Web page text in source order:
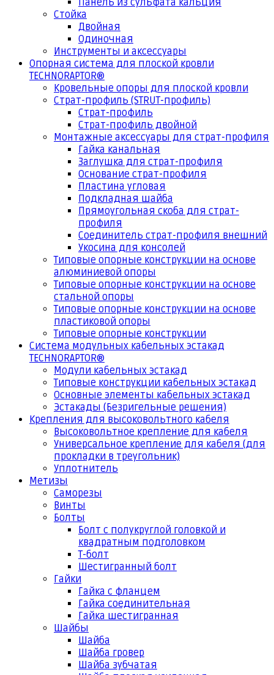
Панель из сульфата кальция
Стойка
Двойная
Одиночная
Инструменты и аксессуары
Опорная система для плоской кровли
TECHNORAPTOR®
Кровельные опоры для плоской кровли
Страт-профиль (STRUT-профиль)
Страт-профиль
Страт-профиль двойной
Монтажные аксессуары для страт-профиля
Гайка канальная
Заглушка для страт-профиля
Основание страт-профиля
Пластина угловая
Подкладная шайба
Прямоугольная скоба для страт-
профиля
Соединитель страт-профиля внешний
Укосина для консолей
Типовые опорные конструкции на основе
алюминиевой опоры
Типовые опорные конструкции на основе
стальной опоры
Типовые опорные конструкции на основе
пластиковой опоры
Типовые опорные конструкции
Система модульных кабельных эстакад
TECHNORAPTOR®
Модули кабельных эстакад
Типовые конструкции кабельных эстакад
Основные элементы кабельных эстакад
Эстакады (Безригельные решения)
Крепления для высоковольтного кабеля
Высоковольтное крепление для кабеля
Универсальное крепление для кабеля (для
прокладки в треугольник)
Уплотнитель
Метизы
Саморезы
Винты
Болты
Болт с полукруглой головкой и
квадратным подголовком
Т-болт
Шестигранный болт
Гайки
Гайка с фланцем
Гайка соединительная
Гайка шестигранная
Шайбы
Шайба
Шайба гровер
Шайба зубчатая